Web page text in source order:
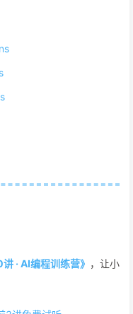
讲 · AI编程训练营》 ，让小